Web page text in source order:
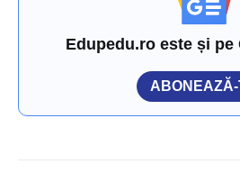
Edupedu.ro este și pe
ABONEAZĂ-